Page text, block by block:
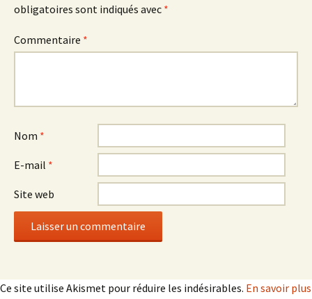
obligatoires sont indiqués avec *
Commentaire *
Nom *
E-mail *
Site web
Ce site utilise Akismet pour réduire les indésirables. En savoir plus